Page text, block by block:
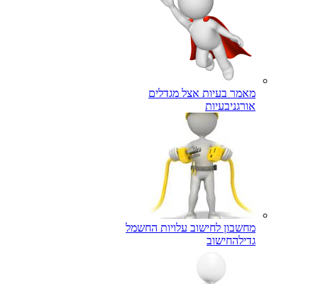
מאמר בעיות אצל מגדלים
אורגניבעיות
מחשבון לחישוב עלויות החשמל
גדילהחישוב